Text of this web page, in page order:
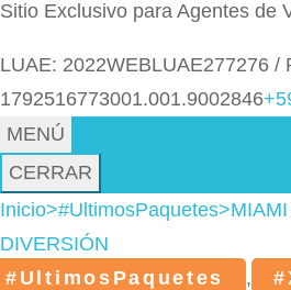
Sitio Exclusivo para Agentes de
LUAE: 2022WEBLUAE277276 /
1792516773001.001.9002846
MENÚ
CERRAR
Inicio>#UltimosPaquetes>
DIVERSIÓN
#UltimosPaquetes
,